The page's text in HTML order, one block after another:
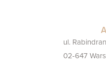
ul.
02-647